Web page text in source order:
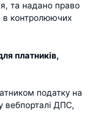
та надано право
в контролюючих
платників,
податку на
вебпорталі ДПС,